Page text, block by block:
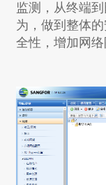
监测，从终端
为，做到整体
全性，增加网络